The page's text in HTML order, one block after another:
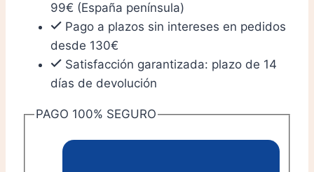
ajedrez
cantidad
99€ (España península)
Pago a plazos sin intereses en pedidos
desde 130€
Satisfacción garantizada: plazo de 14
días de devolución
PAGO 100% SEGURO